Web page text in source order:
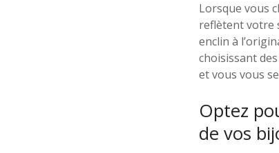
Lorsque vous
reflètent votre
enclin à
choisissant
et vous vous
Optez
de vos